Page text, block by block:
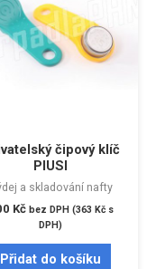
čipový klíč
PIUSI
a skladování nafty
Kč bez DPH (363 Kčs
DPH)
Přidat do košíku